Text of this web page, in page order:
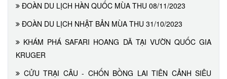
ĐOÀN DU LỊCH HÀN QUỐC MÙA THU 08/11/2023
ĐOÀN DU LỊCH NHẬT BẢN MÙA THU 31/10/2023
KHÁM PHÁ SAFARI HOANG DÃ TẠI VƯỜN QUỐC GIA
KRUGER
CỬU TRẠI CÂU - CHỐN BỒNG LAI TIÊN CẢNH SIÊU